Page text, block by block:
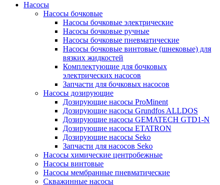
Насосы
Насосы бочковые
Насосы бочковые электрические
Насосы бочковые ручные
Насосы бочковые пневматические
Насосы бочковые винтовые (шнековые) для
вязких жидкостей
Комплектующие для бочковых
электрических насосов
Запчасти для бочковых насосов
Насосы дозирующие
Дозирующие насосы ProMinent
Дозирующие насосы Grundfos ALLDOS
Дозирующие насосы GEMATECH GTD1-N
Дозирующие насосы ETATRON
Дозирующие насосы Seko
Запчасти для насосов Seko
Насосы химические центробежные
Насосы винтовые
Насосы мембранные пневматические
Скважинные насосы